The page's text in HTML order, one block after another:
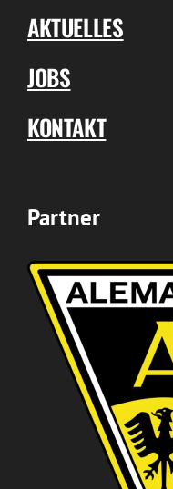
AKTUELLES
JOBS
KONTAKT
Partner